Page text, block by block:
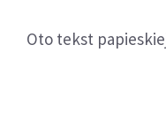
Oto tekst